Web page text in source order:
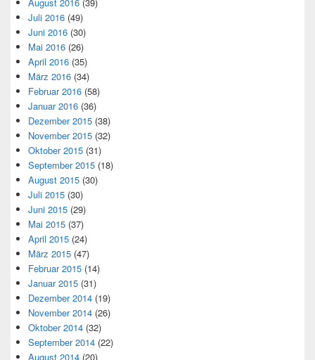
Juli 2016 (49)
Juni 2016 (30)
Mai 2016 (26)
April 2016 (35)
März 2016 (34)
Februar 2016 (58)
Januar 2016 (36)
Dezember 2015 (38)
November 2015 (32)
Oktober 2015 (31)
September 2015 (18)
August 2015 (30)
Juli 2015 (30)
Juni 2015 (29)
Mai 2015 (37)
April 2015 (24)
März 2015 (47)
Februar 2015 (14)
Januar 2015 (31)
Dezember 2014 (19)
November 2014 (26)
Oktober 2014 (32)
September 2014 (22)
August 2014 (20)